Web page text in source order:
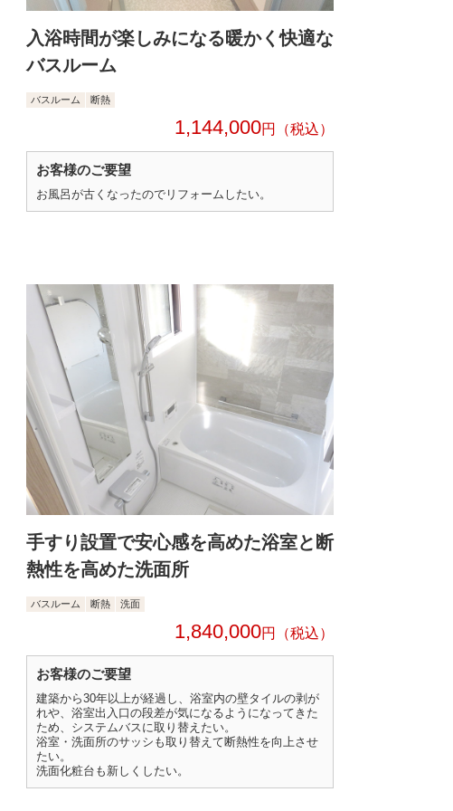
入浴時間が楽しみになる暖かく快適な
バスルーム
バスルーム 断熱
1,144,000円
お客様のご要望
お風呂が古くなったのでリフォームしたい。
手すり設置で安心感を高めた浴室と断
熱性を高めた洗面所
バスルーム 断熱 洗面
1,840,000円
お客様のご要望
建築から30年以上が経過し、浴室内の壁タイルの剥が
れや、浴室出入口の段差が気になるようになってきた
ため、システムバスに取り替えたい。
浴室・洗面所のサッシも取り替えて断熱性を向上させ
たい。
洗面化粧台も新しくしたい。